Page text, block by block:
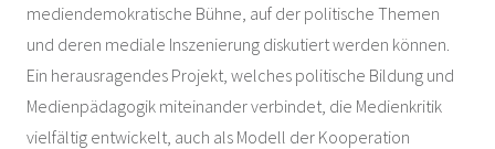
mediendemokratische Bühne, auf der politische Themen
und deren mediale Inszenierung diskutiert werden können.
Ein herausragendes Projekt, welches politische Bildung und
Medienpädagogik miteinander verbindet, die Medienkritik
vielfältig entwickelt, auch als Modell der Kooperation